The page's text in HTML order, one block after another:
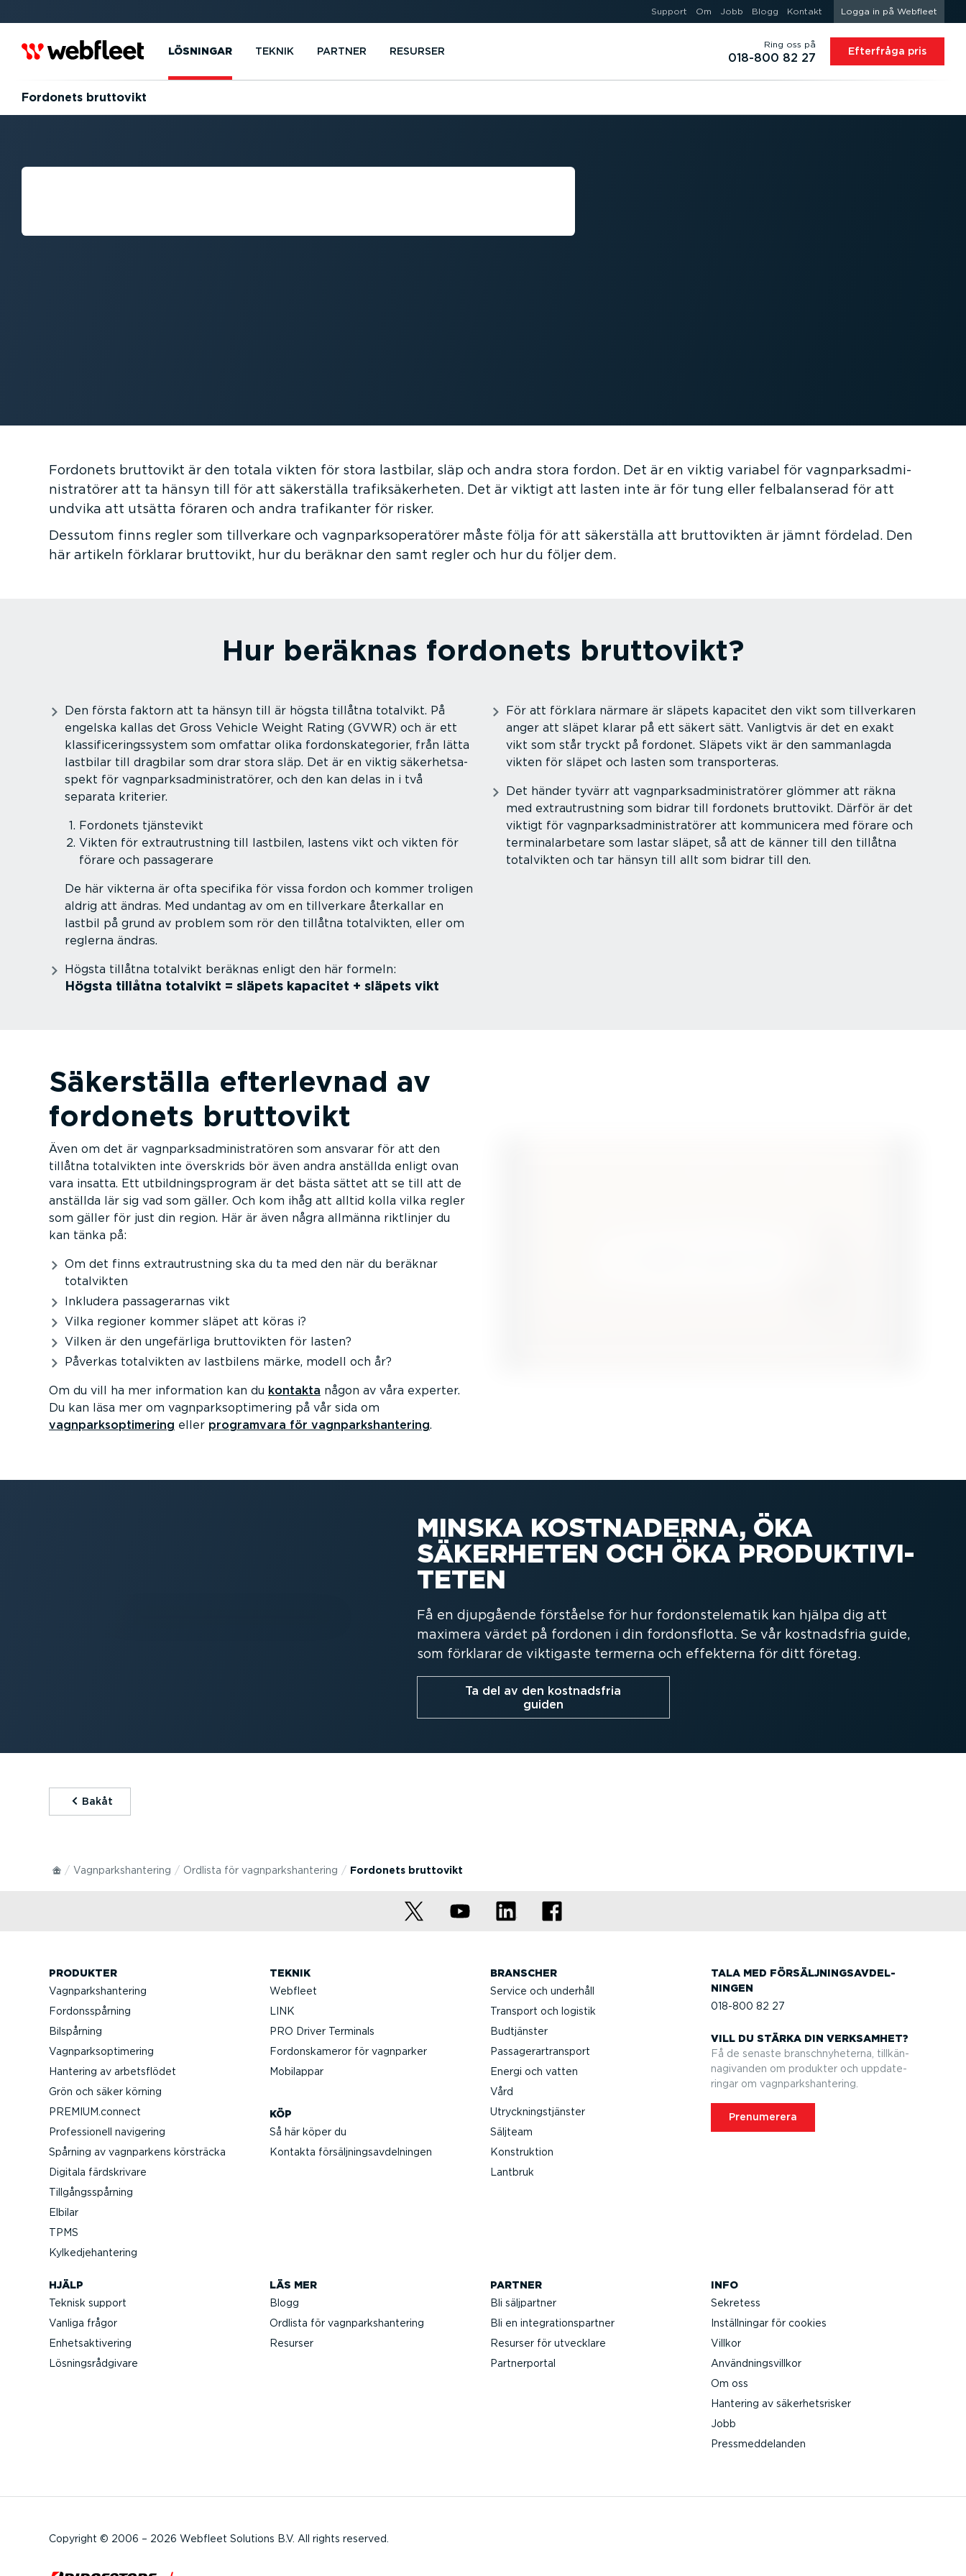
Support Om Jobb Blogg Kontakt Logga in på Webfleet
LÖSNINGAR TEKNIK PARTNER RESURSER
Ring oss på
018-800 82 27 Efterfråga pris
Fordonets bruttovikt
VAD MENAS MED FORDONETS
Fordonets bruttovikt är den totala vikten för stora lastbilar, släp och andra stora fordon. Det är en viktig variabel för vagnpark­sad­mi­
nist­ra­törer att ta hänsyn till för att säkerställa trafik­sä­ker­heten. Det är viktigt att lasten inte är för tung eller felba­lan­serad för att
undvika att utsätta föraren och andra trafikanter för risker.
Dessutom finns regler som tillverkare och vagnparkso­pe­ra­törer måste följa för att säkerställa att brutto­vikten är jämnt fördelad. Den
här artikeln förklarar bruttovikt, hur du beräknar den samt regler och hur du följer dem.
Hur beräknas fordonets bruttovikt?
Den första faktorn att ta hänsyn till är högsta tillåtna totalvikt. På
engelska kallas det Gross Vehicle Weight Rating (GVWR) och är ett
klassi­fi­ce­rings­system som omfattar olika fordonska­te­gorier, från lätta
lastbilar till dragbilar som drar stora släp. Det är en viktig säker­hets­a­
spekt för vagnpark­sad­mi­nist­ra­törer, och den kan delas in i två
separata kriterier.
Fordonets tjänstevikt
Vikten för extra­ut­rustning till lastbilen, lastens vikt och vikten för
förare och passagerare
De här vikterna är ofta specifika för vissa fordon och kommer troligen
aldrig att ändras. Med undantag av om en tillverkare återkallar en
lastbil på grund av problem som rör den tillåtna totalvikten, eller om
reglerna ändras.
Högsta tillåtna totalvikt beräknas enligt den här formeln:
Högsta tillåtna totalvikt = släpets kapacitet + släpets vikt
För att förklara närmare är släpets kapacitet den vikt som tillver­karen
anger att släpet klarar på ett säkert sätt. Vanligtvis är det en exakt
vikt som står tryckt på fordonet. Släpets vikt är den sammanlagda
vikten för släpet och lasten som trans­por­teras.
Det händer tyvärr att vagnpark­sad­mi­nist­ra­törer glömmer att räkna
med extra­ut­rustning som bidrar till fordonets bruttovikt. Därför är det
viktigt för vagnpark­sad­mi­nist­ra­törer att kommunicera med förare och
termi­nal­ar­betare som lastar släpet, så att de känner till den tillåtna
totalvikten och tar hänsyn till allt som bidrar till den.
Säkerställa efterlevnad av
fordonets bruttovikt
Även om det är vagnpark­sad­mi­nist­ra­tören som ansvarar för att den
tillåtna totalvikten inte överskrids bör även andra anställda enligt ovan
vara insatta. Ett utbild­nings­program är det bästa sättet att se till att de
anställda lär sig vad som gäller. Och kom ihåg att alltid kolla vilka regler
som gäller för just din region. Här är även några allmänna riktlinjer du
kan tänka på:
Om det finns extra­ut­rustning ska du ta med den när du beräknar
totalvikten
Inkludera passa­ge­rarnas vikt
Vilka regioner kommer släpet att köras i?
Vilken är den ungefärliga brutto­vikten för lasten?
Påverkas totalvikten av lastbilens märke, modell och år?
Om du vill ha mer information kan du kontakta någon av våra experter.
Du kan läsa mer om vagnparksop­ti­mering på vår sida om
vagnparksop­ti­mering eller programvara för vagnparks­han­tering.
MINSKA KOSTNADERNA, ÖKA
SÄKERHETEN OCH ÖKA PRODUK­TI­VI­
TETEN
Få en djupgående förståelse för hur fordon­ste­le­matik kan hjälpa dig att
maximera värdet på fordonen i din fordons­flotta. Se vår kostnadsfria guide,
som förklarar de viktigaste termerna och effekterna för ditt företag.
Ta del av den kostnadsfria
guiden
⁠Bakåt
Vagnparks­han­tering Ordlista för vagnparks­han­tering Fordonets bruttovikt
PRODUKTER
Vagnparks­han­tering
Fordons­spårning
Bilspårning
Vagnparksop­ti­mering
Hantering av arbets­flödet
Grön och säker körning
PREMIUM.connect
Profes­sionell navigering
Spårning av vagnparkens körsträcka
Digitala färdskrivare
Tillgångs­spårning
Elbilar
TPMS
Kylked­je­han­tering
TEKNIK
Webfleet
LINK
PRO Driver Terminals
Fordonska­meror för vagnparker
Mobilappar
KÖP
Så här köper du
Kontakta försälj­nings­av­del­ningen
BRANSCHER
Service och underhåll
Transport och logistik
Budtjänster
Passa­gerar­transport
Energi och vatten
Vård
Utryck­nings­tjänster
Säljteam
Konstruktion
Lantbruk
TALA MED FÖRSÄLJ­NINGS­AV­DEL­
NINGEN
018-800 82 27
VILL DU STÄRKA DIN VERKSAMHET?
Få de senaste branschny­he­terna, tillkän­
na­gi­vanden om produkter och uppda­te­
ringar om vagnparks­han­tering.
Prenumerera
HJÄLP
Teknisk support
Vanliga frågor
Enhets­ak­ti­vering
Lösnings­råd­givare
LÄS MER
Blogg
Ordlista för vagnparks­han­tering
Resurser
PARTNER
Bli säljpartner
Bli en integ­ra­tions­partner
Resurser för utvecklare
Partner­portal
INFO
Sekretess
Inställ­ningar för cookies
Villkor
Använd­nings­villkor
Om oss
Hantering av säker­hets­risker
Jobb
Press­med­de­landen
Copyright © 2006 – 2026 Webfleet Solutions B.V. All rights reserved.